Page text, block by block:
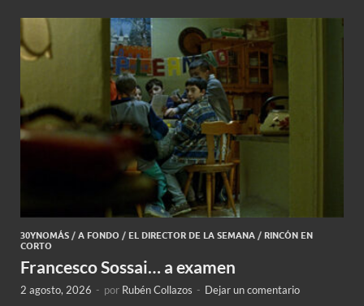
30YNOMÁS / A FONDO / EL DIRECTOR DE LA SEMANA / RINCÓN EN
CORTO
Francesco Sossai… a examen
2 agosto, 2026 - por Rubén Collazos - Dejar un comentario